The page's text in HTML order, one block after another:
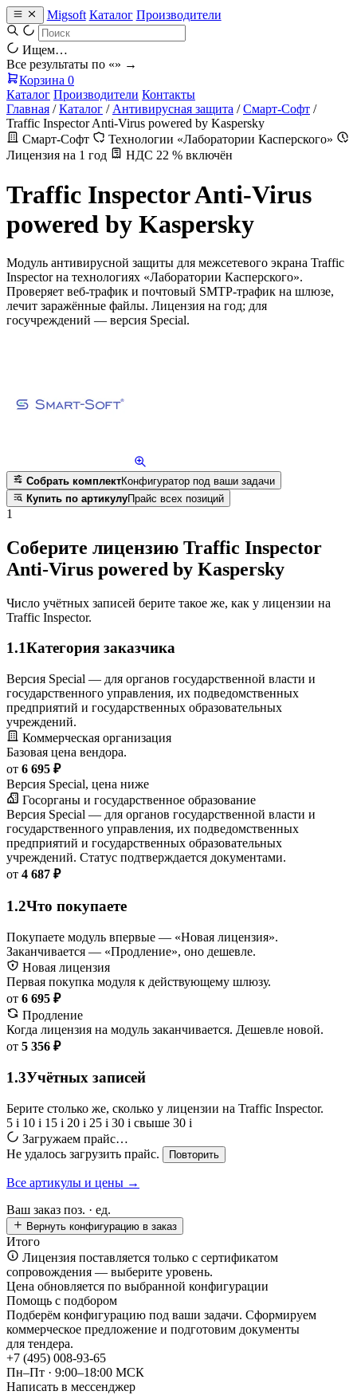
Migsoft Каталог Производители
Ищем…
Все результаты по «» →
Корзина 0
Каталог Производители Контакты
Главная / Каталог / Антивирусная защита / Смарт-Софт /
Traffic Inspector Anti-Virus powered by Kaspersky
Смарт-Софт
Технологии «Лаборатории Касперского»
Лицензия на 1 год
НДС 22 % включён
Traffic Inspector Anti-Virus
powered by Kaspersky
Модуль антивирусной защиты для межсетевого экрана Traffic
Inspector на технологиях «Лаборатории Касперского».
Проверяет веб-трафик и почтовый SMTP-трафик на шлюзе,
лечит заражённые файлы. Лицензия на год; для
госучреждений — версия Special.
Собрать комплектКонфигуратор под ваши задачи
Купить по артикулуПрайс всех позиций
1
Соберите лицензию Traffic Inspector
Anti-Virus powered by Kaspersky
Число учётных записей берите такое же, как у лицензии на
Traffic Inspector.
1.1Категория заказчика
Версия Special — для органов государственной власти и
государственного управления, их подведомственных
предприятий и государственных образовательных
учреждений.
Коммерческая организация
Базовая цена вендора.
от 6 695 ₽
Версия Special, цена ниже
Госорганы и государственное образование
Версия Special — для органов государственной власти и
государственного управления, их подведомственных
предприятий и государственных образовательных
учреждений. Статус подтверждается документами.
от 4 687 ₽
1.2Что покупаете
Покупаете модуль впервые — «Новая лицензия».
Заканчивается — «Продление», оно дешевле.
Новая лицензия
Первая покупка модуля к действующему шлюзу.
от 6 695 ₽
Продление
Когда лицензия на модуль заканчивается. Дешевле новой.
от 5 356 ₽
1.3Учётных записей
Берите столько же, сколько у лицензии на Traffic Inspector.
5 i 10 i 15 i 20 i 25 i 30 i свыше 30 i
Загружаем прайс…
Не удалось загрузить прайс.
Повторить
Все артикулы и цены →
Ваш заказ поз. · ед.
Вернуть конфигурацию в заказ
Итого
Лицензия поставляется только с сертификатом
сопровождения — выберите уровень.
Цена обновляется по выбранной конфигурации
Помощь с подбором
Подберём конфигурацию под ваши задачи. Сформируем
коммерческое предложение и подготовим документы
для тендера.
+7 (495) 008-93-65
Пн–Пт · 9:00–18:00 МСК
Написать в мессенджер